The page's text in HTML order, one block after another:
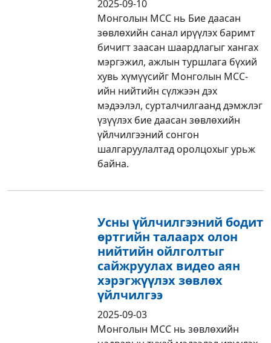
2025-09-10
Монголын МСС нь Бие даасан
зөвлөхийн санал ирүүлэх баримт
бичигт заасан шаардлагыг хангах
мэргэжил, ажлын туршлага бүхий
хувь хүмүүсийг Монголын MCC-
ийн нийтийн сүлжээн дэх
мэдээлэл, сурталчилгаанд дэмжлэг
үзүүлэх бие даасан зөвлөхийн
үйлчилгээний сонгон
шалгаруулалтад оролцохыг урьж
байна.
Усны үйлчилгээний бодит
өртгийн талаарх олон
нийтийн ойлголтыг
сайжруулах видео аян
хэрэгжүүлэх зөвлөх
үйлчилгээ
2025-09-03
Монголын МСС нь зөвлөхийн